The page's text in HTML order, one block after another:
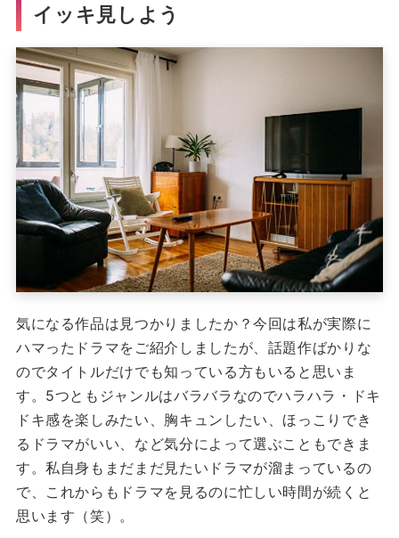
イッキ見しよう
気になる作品は見つかりましたか？今回は私が実際に
ハマったドラマをご紹介しましたが、話題作ばかりな
のでタイトルだけでも知っている方もいると思いま
す。5つともジャンルはバラバラなのでハラハラ・ドキ
ドキ感を楽しみたい、胸キュンしたい、ほっこりでき
るドラマがいい、など気分によって選ぶこともできま
す。私自身もまだまだ見たいドラマが溜まっているの
で、これからもドラマを見るのに忙しい時間が続くと
思います（笑）。